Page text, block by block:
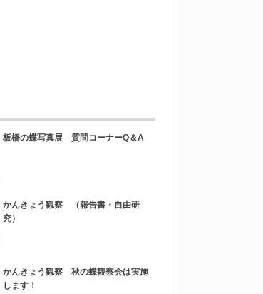
板橋の蝶写真展 質問コーナーQ＆A
かんきょう観察 （報告書・自由研
究）
かんきょう観察 秋の蝶観察会は実施
します！